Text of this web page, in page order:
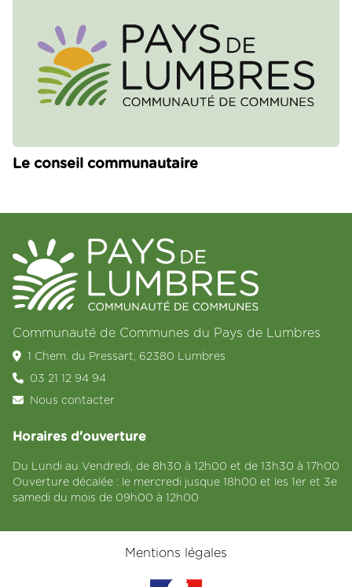
Le conseil communautaire
Communauté de Communes du Pays de Lumbres
1 Chem. du Pressart, 62380 Lumbres
03 21 12 94 94
Nous contacter
Horaires d'ouverture
Du Lundi au Vendredi, de 8h30 à 12h00 et de 13h30 à 17h00
Ouverture décalée : le mercredi jusque 18h00 et les 1er et 3e
samedi du mois de 09h00 à 12h00
Mentions légales